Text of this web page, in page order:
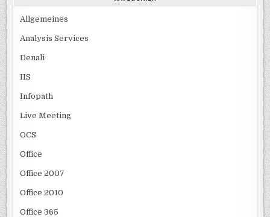
Allgemeines
Analysis Services
Denali
IIS
Infopath
Live Meeting
OCS
Office
Office 2007
Office 2010
Office 365